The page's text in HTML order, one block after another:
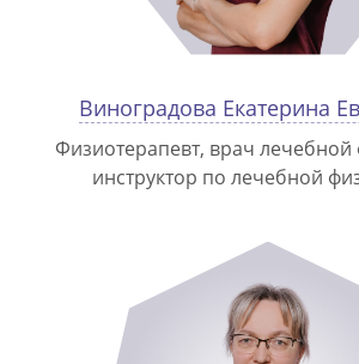
Виноградова Екатерина
Физиотерапевт, врач лечебной
инструктор по лечебной